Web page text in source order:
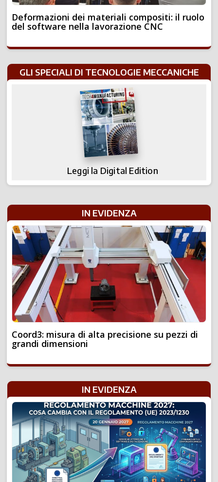
Deformazioni dei materiali compositi: il ruolo
del software nella lavorazione CNC
GLI SPECIALI DI TECNOLOGIE MECCANICHE
Leggi la Digital Edition
IN EVIDENZA
Coord3: misura di alta precisione su pezzi di
grandi dimensioni
IN EVIDENZA